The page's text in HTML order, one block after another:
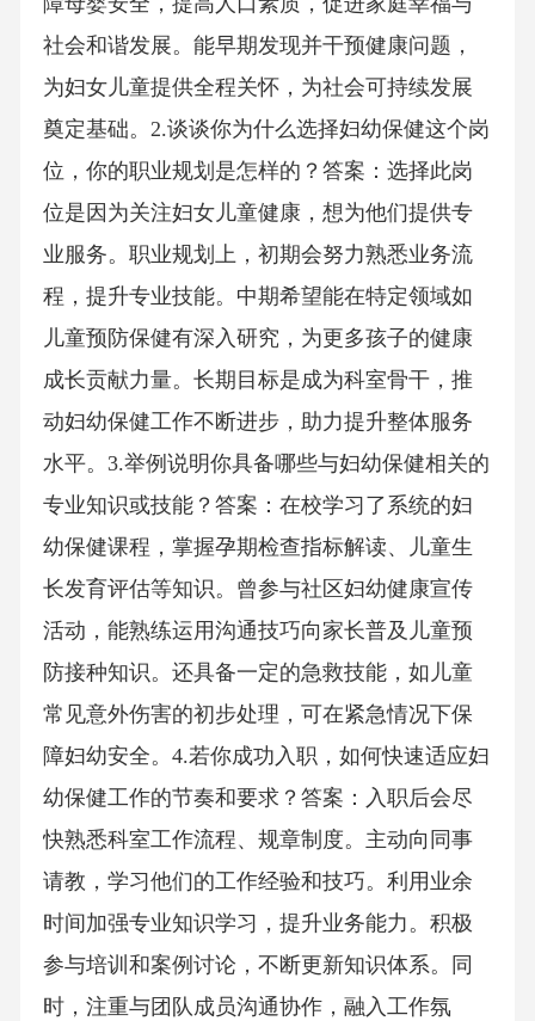
社会和谐发展。能早期发现并干预健康问题，
为妇女儿童提供全程关怀，为社会可持续发展
奠定基础。2.谈谈你为什么选择妇幼保健这个岗
位，你的职业规划是怎样的？答案：选择此岗
位是因为关注妇女儿童健康，想为他们提供专
业服务。职业规划上，初期会努力熟悉业务流
程，提升专业技能。中期希望能在特定领域如
儿童预防保健有深入研究，为更多孩子的健康
成长贡献力量。长期目标是成为科室骨干，推
动妇幼保健工作不断进步，助力提升整体服务
水平。3.举例说明你具备哪些与妇幼保健相关的
专业知识或技能？答案：在校学习了系统的妇
幼保健课程，掌握孕期检查指标解读、儿童生
长发育评估等知识。曾参与社区妇幼健康宣传
活动，能熟练运用沟通技巧向家长普及儿童预
防接种知识。还具备一定的急救技能，如儿童
常见意外伤害的初步处理，可在紧急情况下保
障妇幼安全。4.若你成功入职，如何快速适应妇
幼保健工作的节奏和要求？答案：入职后会尽
快熟悉科室工作流程、规章制度。主动向同事
请教，学习他们的工作经验和技巧。利用业余
时间加强专业知识学习，提升业务能力。积极
参与培训和案例讨论，不断更新知识体系。同
时，注重与团队成员沟通协作，融入工作氛